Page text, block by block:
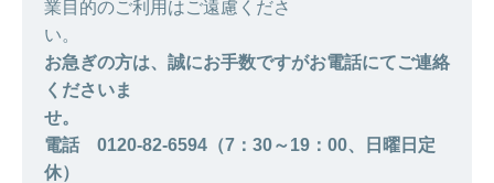
業目的のご利用はご遠慮くださ
い。
お急ぎの方は、誠にお手数ですがお電話にてご連絡
くださいま
せ
電話 0120-82-6594（7：30～19：00、日曜日定
休）